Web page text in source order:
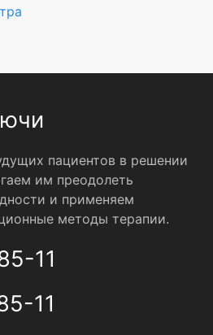
пациентов в решении
им преодолеть
и применяем
методы терапии.
11
11